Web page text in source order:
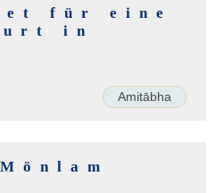
für eine
in
Amitābha